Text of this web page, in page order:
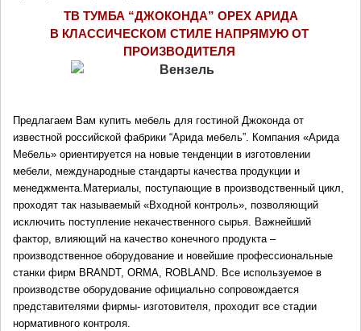
ТВ ТУМБА “ДЖОКОНДА” ОРЕХ АРИДА
В КЛАССИЧЕСКОМ СТИЛЕ НАПРЯМУЮ ОТ
ПРОИЗВОДИТЕЛЯ
Предлагаем Вам купить мебель для гостиной Джоконда от
известной российской фабрики “Арида мебель”. Компания «Арида
Мебель» ориентируется на новые тенденции в изготовлении
мебели, международные стандарты качества продукции и
менеджмента.Материалы, поступающие в производственный цикл,
проходят так называемый «Входной контроль», позволяющий
исключить поступление некачественного сырья. Важнейший
фактор, влияющий на качество конечного продукта –
производственное оборудование и новейшие профессиональные
станки фирм BRANDT, ORMA, ROBLAND. Все используемое в
производстве оборудование официально сопровождается
представителями фирмы- изготовителя, проходит все стадии
нормативного контроля.